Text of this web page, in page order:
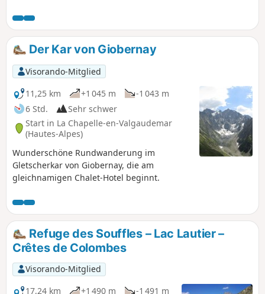
dann zum Col des Colombes und schließlich zum Pas de
l'Olan (Achtung: technisch anspruchsvoller Pass). Vom Pass
aus können Sie die Landschaft bewundern, bevor Sie
gemächlich zur Refuge de l'Olan hinuntersteigen.
Der Kar von Giobernay
Visorando-Mitglied
11,25 km
+1 045 m
-1 043 m
6 Std.
Sehr schwer
Start in La Chapelle-en-Valgaudemar
(Hautes-Alpes)
Wunderschöne Rundwanderung im
Gletscherkar von Giobernay, die am
gleichnamigen Chalet-Hotel beginnt.
Refuge des Souffles – Lac Lautier –
Crêtes de Colombes
Visorando-Mitglied
17,24 km
+1 490 m -1 491 m